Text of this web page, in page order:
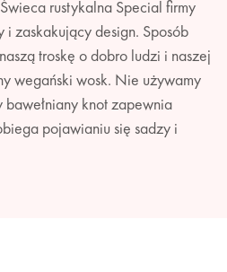
rustykalna Special firmy
i zaskakujący design. Sposób
troskę o dobro ludzi i naszej
wegański wosk. Nie używamy
knot zapewnia
pojawianiu się sadzy i